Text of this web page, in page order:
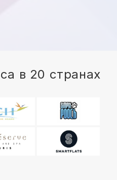
в 20 странах